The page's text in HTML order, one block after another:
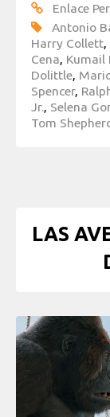
Enlace
Antonio
Harry Collett,
Cena, Kumail
Dolittle,
Spencer,
Jr., Selena
Tom
LAS